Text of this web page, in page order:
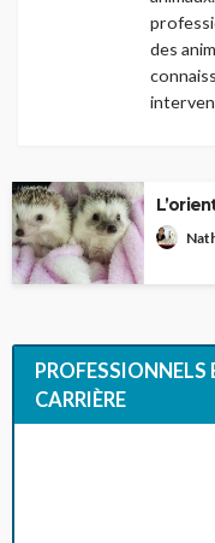
des
PROFESSIONNELS
CARRIÈRE